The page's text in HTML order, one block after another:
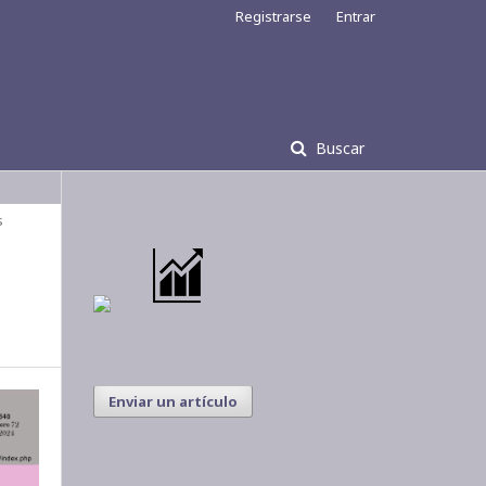
Buscar
Registrarse Entrar
Enviar un artículo